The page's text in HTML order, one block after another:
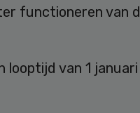
functioneren van
looptijd van 1 januari